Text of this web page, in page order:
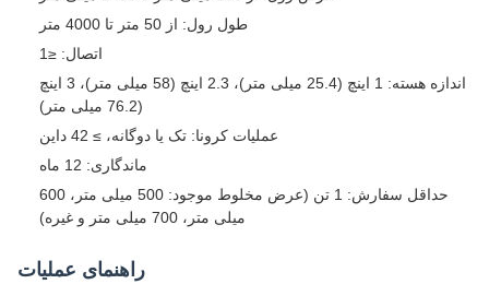
طول رول: از 50 متر تا 4000 متر
اتصال: ≤1
اندازه هسته: 1 اینچ (25.4 میلی متر)، 2.3 اینچ (58 میلی متر)، 3 اینچ
(76.2 میلی متر)
عملیات کرونا: تک یا دوگانه، ≥ 42 داین
ماندگاری: 12 ماه
حداقل سفارش: 1 تن (عرض مخلوط موجود: 500 میلی متر، 600
میلی متر، 700 میلی متر و غیره)
راهنمای عملیات